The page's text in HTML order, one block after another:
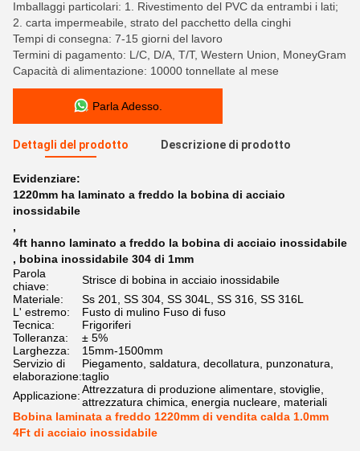
Imballaggi particolari: 1. Rivestimento del PVC da entrambi i lati;
2. carta impermeabile, strato del pacchetto della cinghi
Tempi di consegna: 7-15 giorni del lavoro
Termini di pagamento: L/C, D/A, T/T, Western Union, MoneyGram
Capacità di alimentazione: 10000 tonnellate al mese
Parla Adesso.
Dettagli del prodotto Descrizione di prodotto
Evidenziare:
1220mm ha laminato a freddo la bobina di acciaio
inossidabile
,
4ft hanno laminato a freddo la bobina di acciaio inossidabile
, bobina inossidabile 304 di 1mm
Parola
chiave:
Strisce di bobina in acciaio inossidabile
Materiale:
Ss 201, SS 304, SS 304L, SS 316, SS 316L
L' estremo:
Fusto di mulino Fuso di fuso
Tecnica:
Frigoriferi
Tolleranza:
± 5%
Larghezza:
15mm-1500mm
Servizio di
elaborazione:
Piegamento, saldatura, decollatura, punzonatura,
taglio
Applicazione:Attrezzatura di produzione alimentare, stoviglie,
attrezzatura chimica, energia nucleare, materiali
Bobina laminata a freddo 1220mm di vendita calda 1.0mm
4Ft di acciaio inossidabile